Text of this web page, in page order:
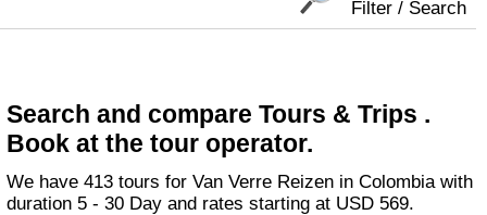
Filter / Search
Search and compare Tours & Trips .
Book at the tour operator.
We have 413 tours for Van Verre Reizen in Colombia with
duration 5 - 30 Day and rates starting at USD 569.